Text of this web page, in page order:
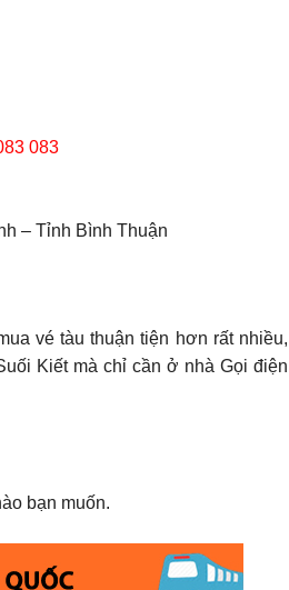
083
– Tỉnh Bình Thuận
vé tàu thuận tiện hơn rất nhiều,
Kiết mà chỉ cần ở nhà Gọi điện
bạn muốn.